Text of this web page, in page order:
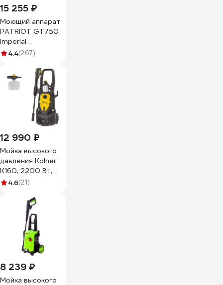
15 255 ₽
Моющий аппарат
PATRIOT GT750
Imperial
322306030
4.4(267)
12 990 ₽
Мойка высокого
давления Kolner
K160, 2200 Вт,
160 Бар, 430 л/ч,
8140100106
4.6(21)
8 239 ₽
Мойка высокого